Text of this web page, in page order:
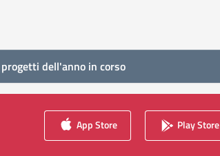
dell'anno in corso
App Store Play Store